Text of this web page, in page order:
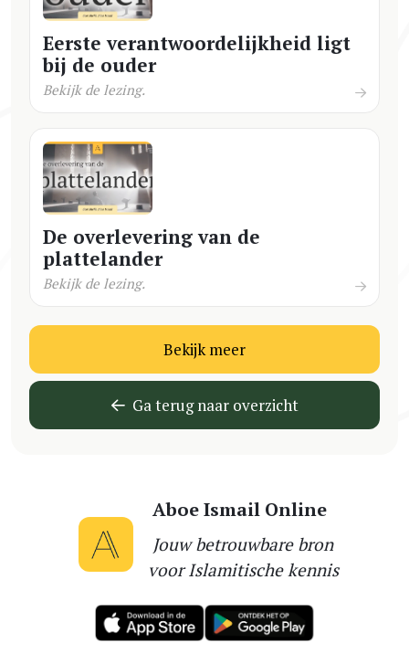
Eerste verantwoordelijkheid ligt
bij de ouder
Bekijk de lezing.
De overlevering van de
plattelander
Bekijk de lezing.
Bekijk meer
Ga terug naar overzicht
Aboe Ismail Online
Jouw betrouwbare bron
voor Islamitische kennis